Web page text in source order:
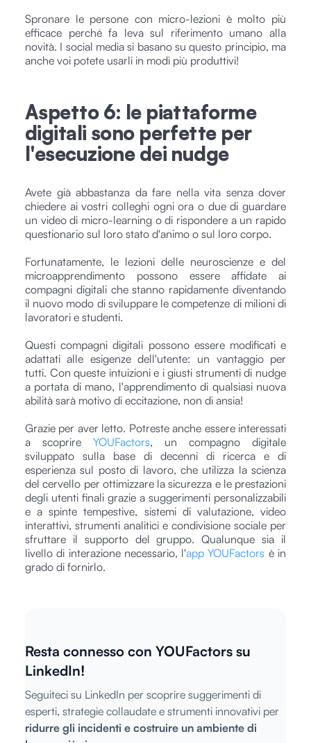
Spronare le persone con micro-lezioni è molto più
efficace perché fa leva sul riferimento umano alla
novità. I social media si basano su questo principio, ma
anche voi potete usarli in modi più produttivi!
Aspetto 6: le piattaforme
digitali sono perfette per
l'esecuzione dei nudge
Avete già abbastanza da fare nella vita senza dover
chiedere ai vostri colleghi ogni ora o due di guardare
un video di micro-learning o di rispondere a un rapido
questionario sul loro stato d'animo o sul loro corpo.
Fortunatamente, le lezioni delle neuroscienze e del
microapprendimento possono essere affidate ai
compagni digitali che stanno rapidamente diventando
il nuovo modo di sviluppare le competenze di milioni di
lavoratori e studenti.
Questi compagni digitali possono essere modificati e
adattati alle esigenze dell'utente: un vantaggio per
tutti. Con queste intuizioni e i giusti strumenti di nudge
a portata di mano, l'apprendimento di qualsiasi nuova
abilità sarà motivo di eccitazione, non di ansia!
Grazie per aver letto. Potreste anche essere interessati
a scoprire YOUFactors, un compagno digitale
sviluppato sulla base di decenni di ricerca e di
esperienza sul posto di lavoro, che utilizza la scienza
del cervello per ottimizzare la sicurezza e le prestazioni
degli utenti finali grazie a suggerimenti personalizzabili
e a spinte tempestive, sistemi di valutazione, video
interattivi, strumenti analitici e condivisione sociale per
sfruttare il supporto del gruppo. Qualunque sia il
livello di interazione necessario, l'app YOUFactors è in
grado di fornirlo.
Resta connesso con YOUFactors su
LinkedIn!
Seguiteci su LinkedIn per scoprire suggerimenti di
esperti, strategie collaudate e strumenti innovativi per
ridurre gli incidenti e costruire un ambiente di